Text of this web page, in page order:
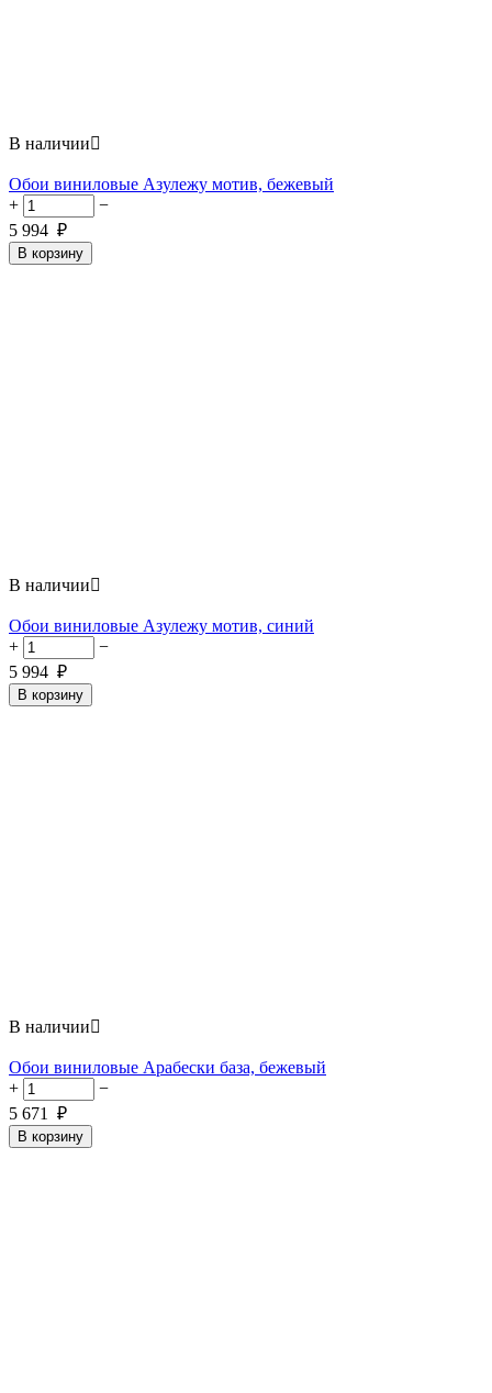
В наличии
Обои виниловые Азулежу мотив, бежевый
+
−
5 994 ₽
В корзину
В наличии
Обои виниловые Азулежу мотив, синий
+
−
5 994 ₽
В корзину
В наличии
Обои виниловые Арабески база, бежевый
+
−
5 671 ₽
В корзину